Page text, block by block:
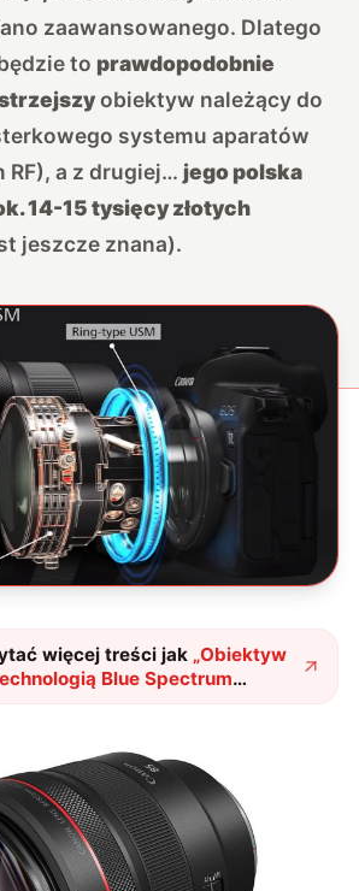
zaawansowanego. Dlatego
toprawdopodobnie
obiektyw należący do
systemu aparatów
RF), a z drugiej…jego polska
14-15 tysięcy złotych
jeszcze znana).
więcej treści jak „Obiektyw
Blue Spectrum
"?